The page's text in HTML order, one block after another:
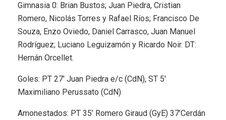
Gimnasia 0: Brian Bustos; Juan Piedra, Cristian
Romero, Nicolás Torres y Rafael Ríos; Francisco De
Souza, Enzo Oviedo, Daniel Carrasco, Juan Manuel
Rodríguez; Luciano Leguizamón y Ricardo Noir. DT:
Hernán Orcellet.
Goles: PT 27′ Juan Piedra e/c (CdN), ST 5′
Maximiliano Perussato (CdN)
Amonestados: PT 35’ Romero Giraud (GyE) 37’Cerdán